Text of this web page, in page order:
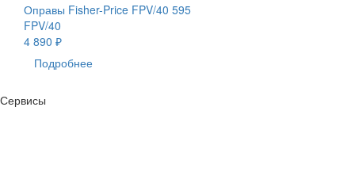
Оправы Fisher-Price FPV/40 595
FPV/40
4 890 ₽
Подробнее
Сервисы